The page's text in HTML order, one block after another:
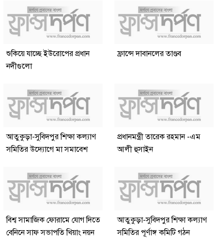
শুকিয়ে যাচ্ছে ইউরোপের প্রধান
নদীগুলো
ফ্রান্সে দাবানলের তাণ্ডব
আতুকুড়া-সুবিদপুর শিক্ষা কল্যাণ
সমিতির উদ্যোগে মা সমাবেশ
প্রধানমন্ত্রী তারেক রহমান -এম
আলী হুসাইন
বিশ্ব সামাজিক ফোরামে যোগ দিতে
বেনিনে সাফ সভাপতি খিয়াং নয়ন
আতুকুড়া-সুবিদপুর শিক্ষা কল্যাণ
সমিতির পূর্ণাঙ্গ কমিটি গঠন